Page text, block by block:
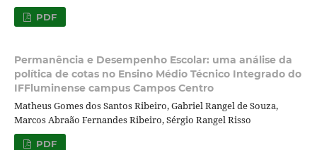
PDF
Permanência e Desempenho Escolar: uma análise da
política de cotas no Ensino Médio Técnico Integrado do
IFFluminense campus Campos Centro
Matheus Gomes dos Santos Ribeiro, Gabriel Rangel de Souza,
Marcos Abraão Fernandes Ribeiro, Sérgio Rangel Risso
PDF